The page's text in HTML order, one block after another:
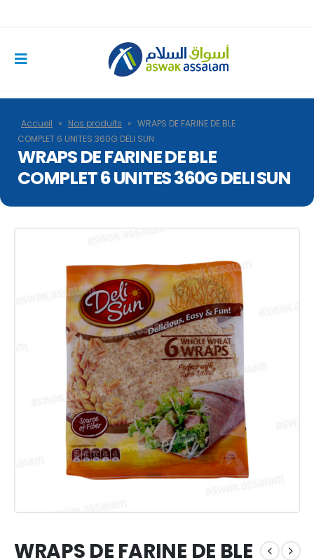
Accueil » Nos produits » WRAPS DE FARINE DE BLE
COMPLET 6 UNITES 360G DELI SUN
WRAPS DE FARINE DE BLE
COMPLET 6 UNITES 360G DELI SUN
WRAPS DE FARINE DE BLE